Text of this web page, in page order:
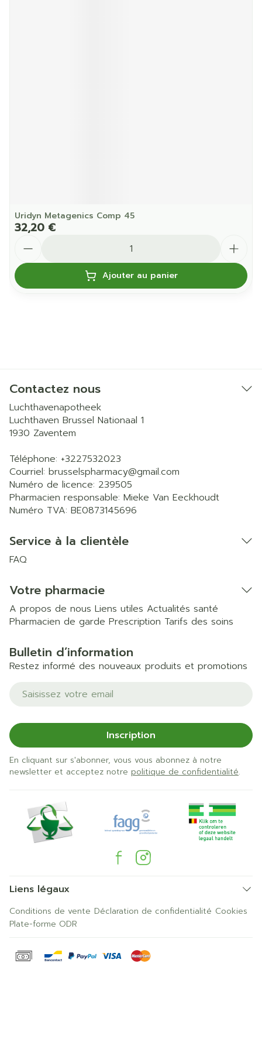
Uridyn Metagenics Comp 45
32,20 €
Ajouter au panier
Contactez nous
Luchthavenapotheek
Luchthaven Brussel Nationaal 1
1930 Zaventem
Téléphone: +3227532023
Courriel: brusselspharmacy@gmail.com
Numéro de licence: 239505
Pharmacien responsable: Mieke Van Eeckhoudt
Numéro TVA: BE0873145696
Service à la clientèle
FAQ
Votre pharmacie
A propos de nous Liens utiles Actualités santé
Pharmacien de garde Prescription Tarifs des soins
Bulletin d’information
Restez informé des nouveaux produits et promotions
Adresse mail
Inscription
En cliquant sur s'abonner, vous vous abonnez à notre
newsletter et acceptez notre politique de confidentialité.
Liens légaux
Conditions de vente Déclaration de confidentialité Cookies
Plate-forme ODR